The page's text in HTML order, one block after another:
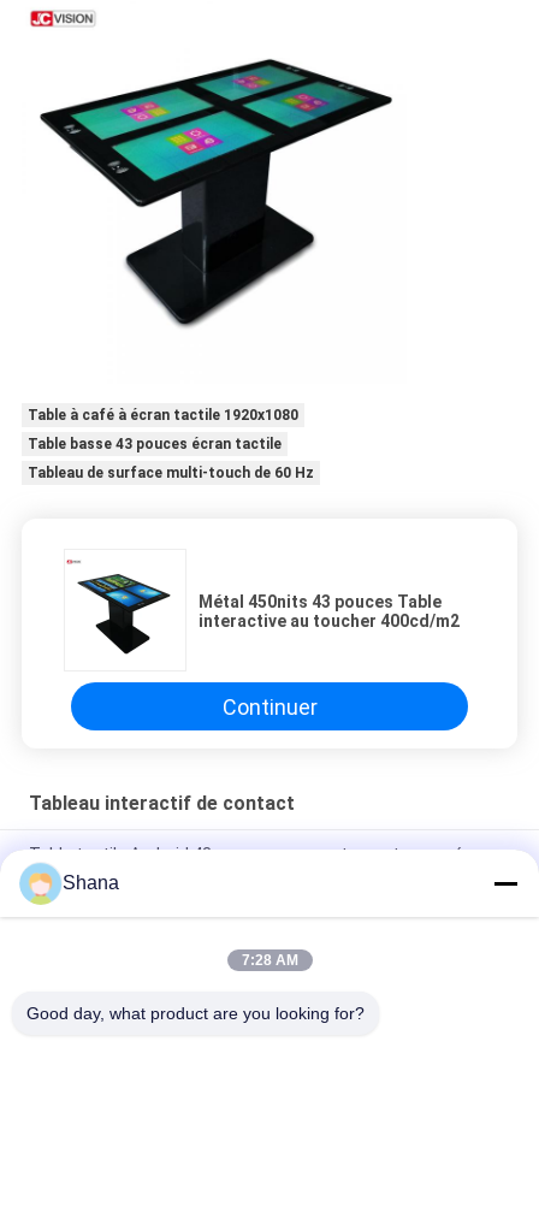
Table à café à écran tactile 1920x1080
Table basse 43 pouces écran tactile
Tableau de surface multi-touch de 60 Hz
Métal 450nits 43 pouces Table
interactive au toucher 400cd/m2
Continuer
Tableau interactif de contact
Table tactile Android 43 pouces pour restaurants avec écran
capacitif
JCVISION 32 pouces android 11 jeux numériques bébé
Shana
7:28 AM
Good day, what product are you looking for?